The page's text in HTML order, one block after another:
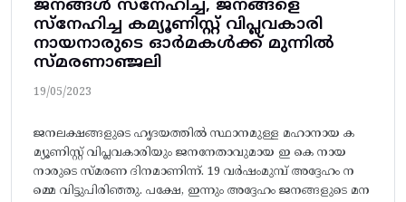
ജനങ്ങൾ സ്നേഹിച്ച, ജനങ്ങളെ
സ്നേഹിച്ച കമ്യൂണിസ്റ്റ് വിപ്ലവകാരി
നായനാരുടെ ഓർമകൾക്ക് മുന്നിൽ
സ്മരണാഞ്ജലി
19/05/2023
ജനലക്ഷങ്ങളുടെ ഹൃദയത്തിൽ സ്ഥാനമുള്ള മഹാനായ ക
മ്യൂണിസ്റ്റ് വിപ്ലവകാരിയും ജനനേതാവുമായ ഇ കെ നായ
നാരുടെ സ്മരണ ദിനമാണിന്ന്. 19 വർഷംമുമ്പ് അദ്ദേഹം ന
മ്മെ വിട്ടുപിരിഞ്ഞു. പക്ഷേ, ഇന്നും അദ്ദേഹം ജനങ്ങളുടെ മന